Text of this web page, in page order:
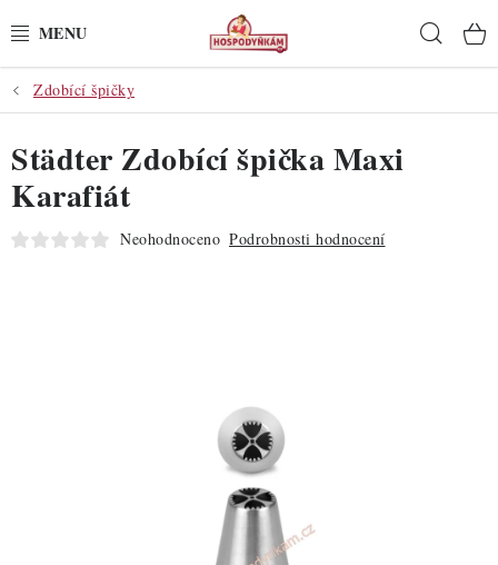
na
POTŘEBY
POMŮCKY
SUROVINY
Zdobící špičky
Städter Zdobící špička Maxi
Karafiát
Neohodnoceno Podrobnosti hodnocení